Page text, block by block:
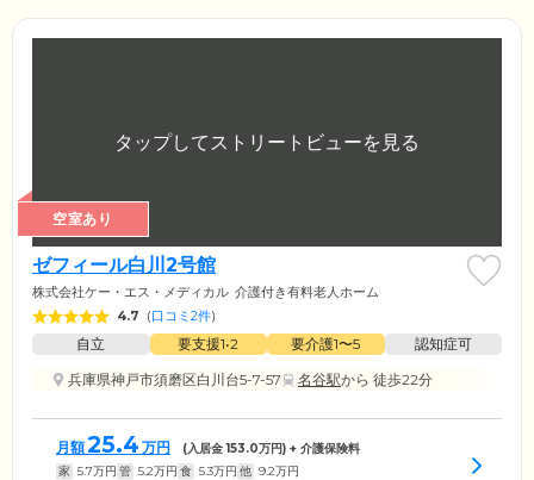
空室あり
ゼフィール白川2号館
株式会社ケー・エス・メディカル 介護付き有料老人ホーム
4.7 (口コミ2件)
自立 要支援1•2 要介護1〜5
認知症可
兵庫県神戸市須磨区白川台5-7-57
名谷駅から 徒歩22分
月額25.4 万円 (入居金153.0万円) + 介護保険料
家 5.7万円 管 5.2万円 食 5.3万円 他 9.2万円